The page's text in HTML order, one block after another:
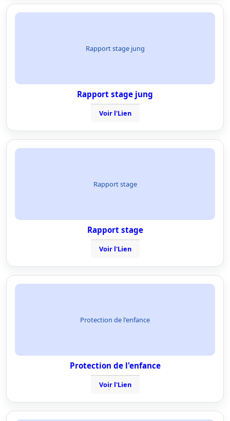
Rapport stage jung
Rapport stage jung
Voir l'Lien
Rapport stage
Rapport stage
Voir l'Lien
Protection de l'enfance
Protection de l'enfance
Voir l'Lien